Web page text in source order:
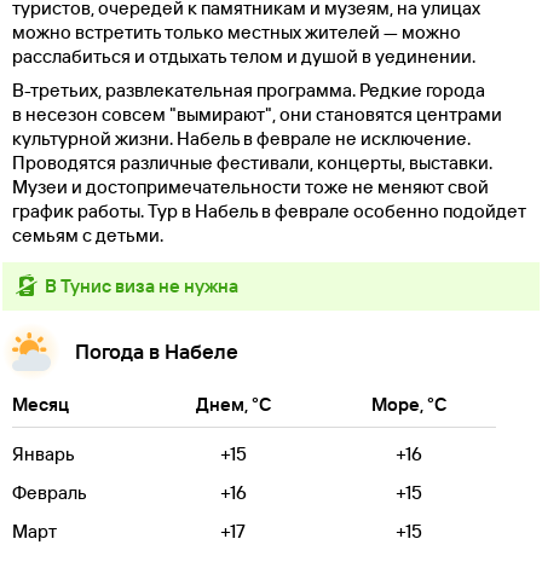
туристов, очередей к памятникам и музеям, на улицах
можно встретить только местных жителей — можно
расслабиться и отдыхать телом и душой в уединении.
В-третьих, развлекательная программа. Редкие города
в несезон совсем "вымирают", они становятся центрами
культурной жизни. Набель в феврале не исключение.
Проводятся различные фестивали, концерты, выставки.
Музеи и достопримечательности тоже не меняют свой
график работы. Тур в Набель в феврале особенно подойдет
семьям с детьми.
в Тунис виза не нужна
Погода в Набеле
Месяц Днем, °C Море, °C
Январь +15
+16
Февраль
+16
+15
Март
+17
+15